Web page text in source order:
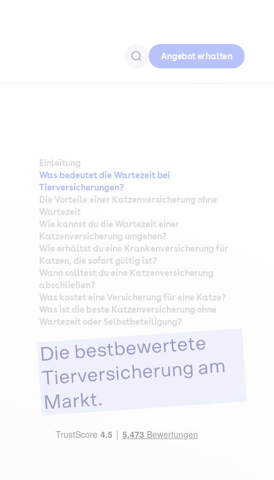
Angebot erhalten
Einleitung
Was bedeutet die Wartezeit bei
Tierversicherungen?
Die Vorteile einer Katzenversicherung ohne
Wartezeit
Wie kannst du die Wartezeit einer
Katzenversicherung umgehen?
Wie erhältst du eine Krankenversicherung für
Katzen, die sofort gültig ist?
Wann solltest du eine Katzenversicherung
abschließen?
Was kostet eine Versicherung für eine Katze?
Was ist die beste Katzenversicherung ohne
Wartezeit oder Selbstbeteiligung?
Die bestbewertete
Tierversicherung am
Markt.